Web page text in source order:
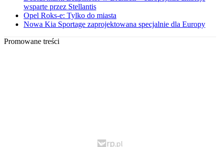
wsparte przez Stellantis
Opel Roks-e: Tylko do miasta
Nowa Kia Sportage zaprojektowana specjalnie dla Europy
Promowane treści